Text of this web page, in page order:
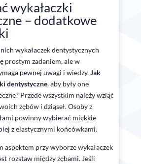
wykałaczki
– dodatkowe
wykałaczek dentystycznych
prostym zadaniem, ale w
pewnej uwagi i wiedzy.Jak
dentystyczne, aby były one
Przede wszystkim należy wziąć
zębów i dziąseł. Osoby z
powinny wybierać miękkie
z elastycznymi końcówkami.
aspektem przy wyborze wykałaczek
rozstaw między zębami. Jeśli